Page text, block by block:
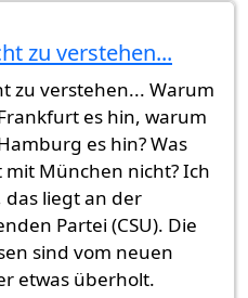
zu verstehen...
zu verstehen... Warum
es hin, warum
es hin? Was
München nicht? Ich
das liegt an der
Partei (CSU). Die
sind vom neuen
etwas überholt.